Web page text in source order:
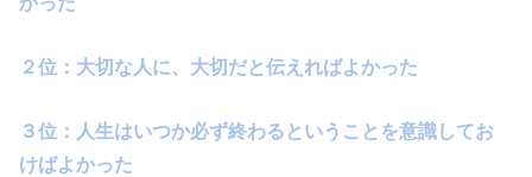
２位：大切な人に、大切だと伝えればよかった
３位：人生はいつか必ず終わるということを意識してお
けばよかった